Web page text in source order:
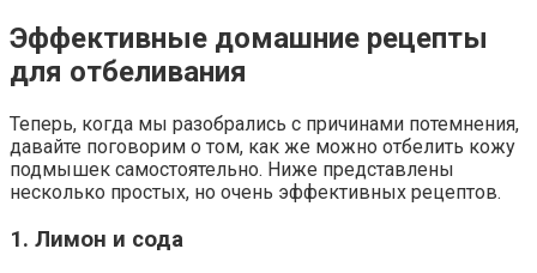
Эффективные домашние рецепты
для отбеливания
Теперь, когда мы разобрались с причинами потемнения,
давайте поговорим о том, как же можно отбелить кожу
подмышек самостоятельно. Ниже представлены
несколько простых, но очень эффективных рецептов.
1. Лимон и сода